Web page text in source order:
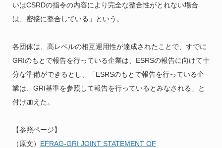
いはCSRDの指令の内容により完全な整合性がとれない場合
は、密接に整合している」という。
各団体は、高レベルの相互運用性が達成されたことで、すでに
GRIのもとで報告を行っている企業は、ESRSの報告に向けて十
分な準備ができるとし、「ESRSのもとで報告を行っている企
業は、GRI基準を参照して報告を行っているとみなされる」と
付け加えた。
【参照ページ】
（原文） EFRAG-GRI JOINT STATEMENT OF